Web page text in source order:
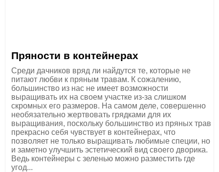
Пряности в контейнерах
Среди дачников вряд ли найдутся те, которые не
питают любви к пряным травам. К сожалению,
большинство из нас не имеет возможности
выращивать их на своем участке из-за слишком
скромных его размеров. На самом деле, совершенно
необязательно жертвовать грядками для их
выращивания, поскольку большинство из пряных трав
прекрасно себя чувствует в контейнерах, что
позволяет не только выращивать любимые специи, но
и заметно улучшить эстетический вид своего дворика.
Ведь контейнеры с зеленью можно разместить где
угод...